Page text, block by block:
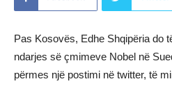
Pas Kosovës, Edhe Shqipëria do
ndarjes së çmimeve Nobel në
përmes një postimi në twitter, të